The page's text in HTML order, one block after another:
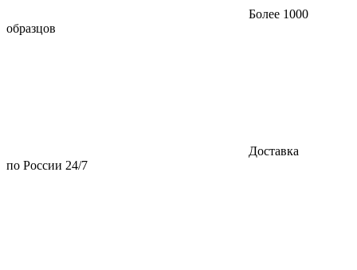
Более 1000
образцов
Доставка
по России 24/7